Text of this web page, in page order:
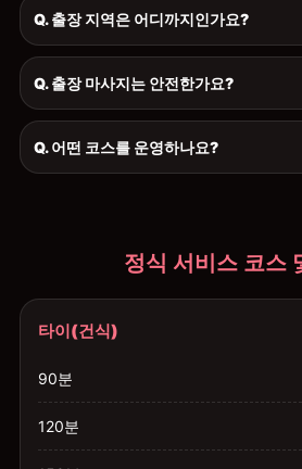
Q. 출장 지역은 어디까지인가요?
Q. 출장 마사지는 안전한가요?
Q. 어떤 코스를 운영하나요?
정식 서비스 코스
타이(건식)
90분
120분